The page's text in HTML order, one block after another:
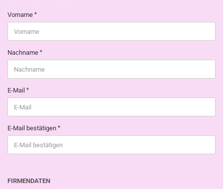
Vorname
Nachname
E-Mail
E-Mail bestätigen
FIRMENDATEN